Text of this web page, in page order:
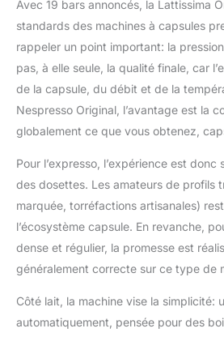
Avec 19 bars annoncés, la Lattissima
standards des machines à capsules
rappeler un point important: la
pas, à elle seule, la qualité finale, car
de la capsule, du débit et de la
Nespresso Original, l’avantage est la
globalement ce que vous obtenez,
Pour l’expresso, l’expérience est donc
des dosettes. Les amateurs de profils
marquée, torréfactions artisanales)
l’écosystème capsule. En revanche,
dense et régulier, la promesse est
généralement correcte sur ce type de
Côté lait, la machine vise la simplicité:
automatiquement, pensée pour des